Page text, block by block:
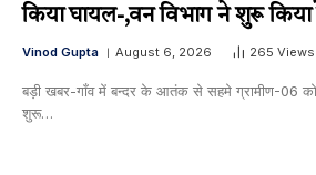
किया घायल-,वन विभाग ने शुरू
Vinod Gupta August 6, 2026 265 Views
बड़ी खबर-गाँव में बन्दर के आतंक से सहमे ग्रामीण-06 को
शुरू…